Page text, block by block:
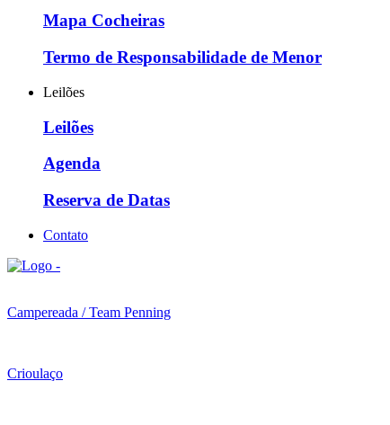
Mapa Cocheiras
Termo de Responsabilidade de Menor
Leilões
Leilões
Agenda
Reserva de Datas
Contato
Campereada / Team Penning
Crioulaço